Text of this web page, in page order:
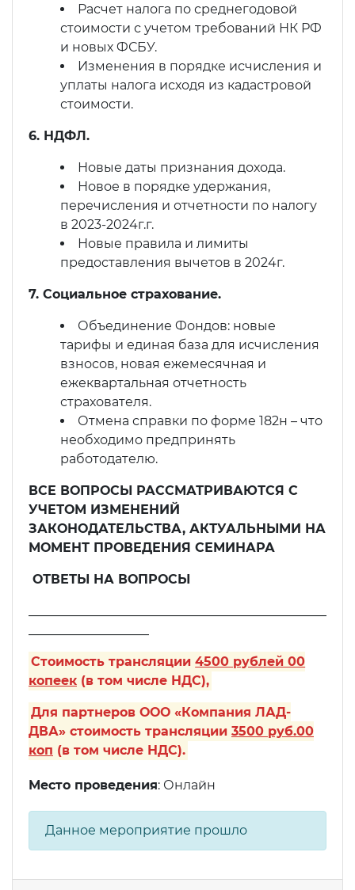
Расчет налога по среднегодовой
стоимости с учетом требований НК РФ
и новых ФСБУ.
Изменения в порядке исчисления и
уплаты налога исходя из кадастровой
стоимости.
6. НДФЛ.
Новые даты признания дохода.
Новое в порядке удержания,
перечисления и отчетности по налогу
в 2023-2024г.г.
Новые правила и лимиты
предоставления вычетов в 2024г.
7. Социальное страхование.
Объединение Фондов: новые
тарифы и единая база для исчисления
взносов, новая ежемесячная и
ежеквартальная отчетность
страхователя.
Отмена справки по форме 182н – что
необходимо предпринять
работодателю.
ВСЕ ВОПРОСЫ РАССМАТРИВАЮТСЯ С
УЧЕТОМ ИЗМЕНЕНИЙ
ЗАКОНОДАТЕЛЬСТВА, АКТУАЛЬНЫМИ НА
МОМЕНТ ПРОВЕДЕНИЯ СЕМИНАРА
ОТВЕТЫ НА ВОПРОСЫ
Стоимость трансляции4500 рублей 00
копеек (в том числе НДС),
Для партнеров ООО «Компания ЛАД-
ДВА» стоимость трансляции 3500 руб.00
коп (в том числе НДС).
Место проведения: Онлайн
Данное мероприятие прошло